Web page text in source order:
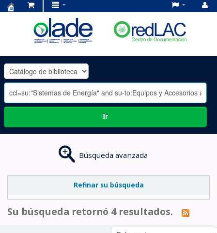
OLADE
-
Ir
Búsqueda avanzada
Refinar su búsqueda
Su búsqueda retornó 4 resultados.